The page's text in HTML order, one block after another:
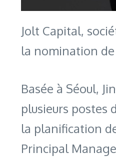
Jolt Capital,
la nomination de
Basée à Séoul,
plusieurs postes
la planification
Principal